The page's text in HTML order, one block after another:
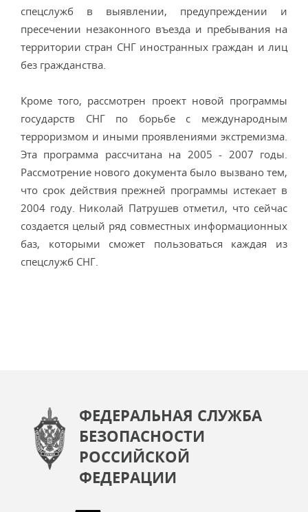
спецслужб в выявлении, предупреждении и
пресечении незаконного въезда и пребывания на
территории стран СНГ иностранных граждан и лиц
без гражданства.
Кроме того, рассмотрен проект новой программы
государств СНГ по борьбе с международным
терроризмом и иными проявлениями экстремизма.
Эта программа рассчитана на 2005 - 2007 годы.
Рассмотрение нового документа было вызвано тем,
что срок действия прежней программы истекает в
2004 году. Николай Патрушев отметил, что сейчас
создается целый ряд совместных информационных
баз, которыми сможет пользоваться каждая из
спецслужб СНГ.
ФЕДЕРАЛЬНАЯ СЛУЖБА
БЕЗОПАСНОСТИ
РОССИЙСКОЙ
ФЕДЕРАЦИИ